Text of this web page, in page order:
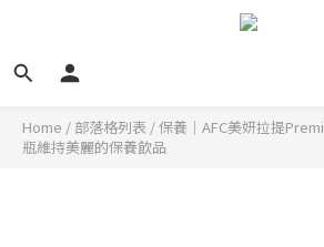
Home / 部落格列表 /保養｜AFC美妍拉提
瓶維持美麗的保養飲品